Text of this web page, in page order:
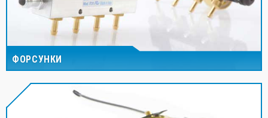
ФОРСУНКИ